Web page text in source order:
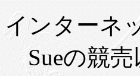
インターネ
Sueの競売